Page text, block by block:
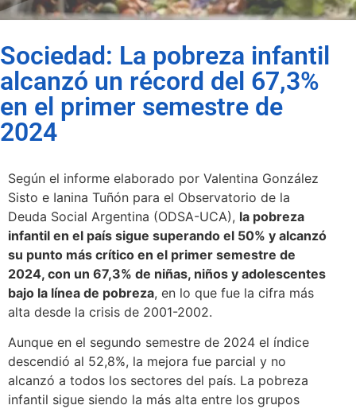
Sociedad: La pobreza infantil
alcanzó un récord del 67,3%
en el primer semestre de
2024
Según el informe elaborado por Valentina González
Sisto e Ianina Tuñón para el Observatorio de la
Deuda Social Argentina (ODSA-UCA), la pobreza
infantil en el país sigue superando el 50% y alcanzó
su punto más crítico en el primer semestre de
2024, con un 67,3% de niñas, niños y adolescentes
bajo la línea de pobreza, en lo que fue la cifra más
alta desde la crisis de 2001-2002.
Aunque en el segundo semestre de 2024 el índice
descendió al 52,8%, la mejora fue parcial y no
alcanzó a todos los sectores del país. La pobreza
infantil sigue siendo la más alta entre los grupos